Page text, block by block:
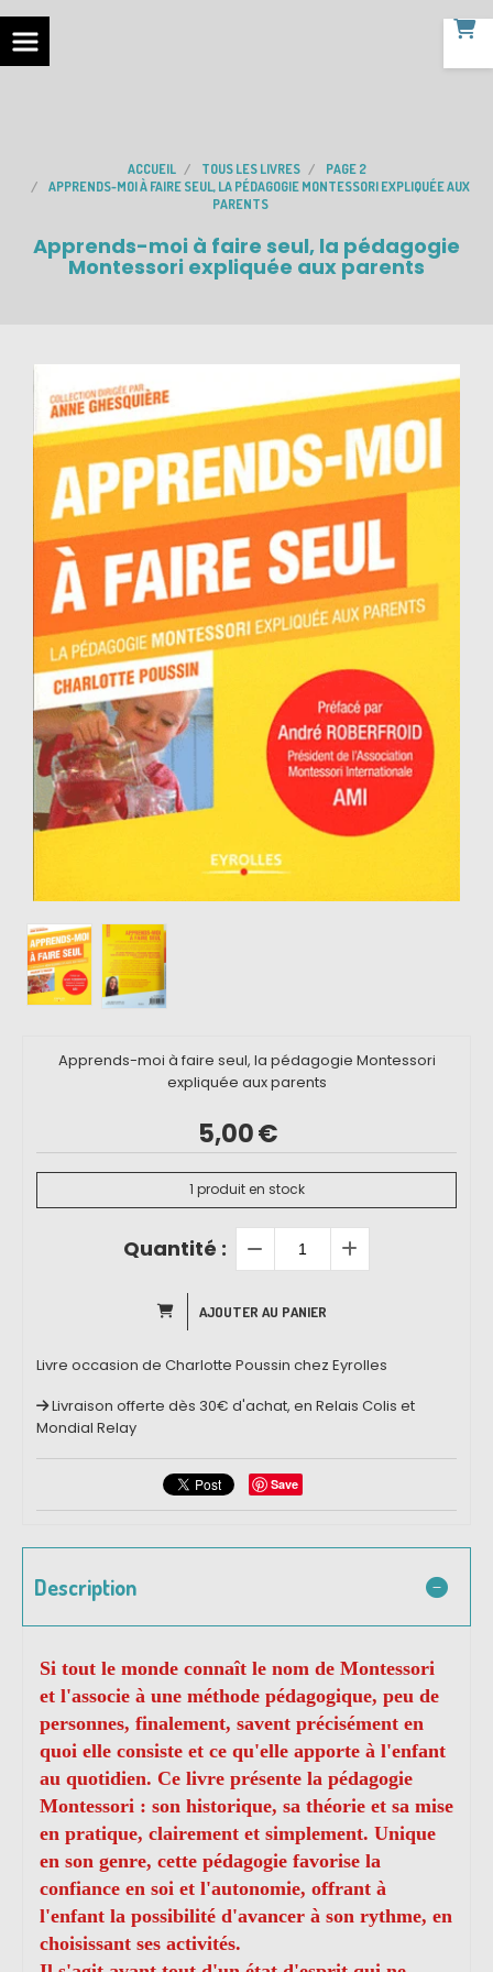
ACCUEIL TOUS LES LIVRES
PAGE 2
APPRENDS-MOI À FAIRE SEUL, LA PÉDAGOGIE MONTESSORI EXPLIQUÉE AUX
PARENTS
Apprends-moi à faire seul, la pédagogie
Montessori expliquée aux parents
Apprends-moi à faire seul, la pédagogie Montessori
expliquée aux parents
5,00€
1 produit en stock
Quantité :
AJOUTER AU PANIER
Livre occasion de Charlotte Poussin chez Eyrolles
Livraison offerte dès 30€ d'achat, en Relais Colis et
Mondial Relay
Save
Description
Si tout le monde connaît le nom de Montessori
et l'associe à une méthode pédagogique, peu de
personnes, finalement, savent précisément en
quoi elle consiste et ce qu'elle apporte à l'enfant
au quotidien. Ce livre présente la pédagogie
Montessori : son historique, sa théorie et sa mise
en pratique, clairement et simplement. Unique
en son genre, cette pédagogie favorise la
confiance en soi et l'autonomie, offrant à
l'enfant la possibilité d'avancer à son rythme, en
choisissant ses activités.